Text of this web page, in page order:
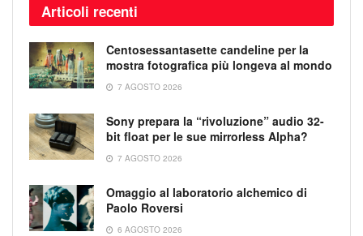
Articoli recenti
Centosessantasette candeline per la
mostra fotografica più longeva al mondo
7 AGOSTO 2026
Sony prepara la “rivoluzione” audio 32-
bit float per le sue mirrorless Alpha?
7 AGOSTO 2026
Omaggio al laboratorio alchemico di
Paolo Roversi
6 AGOSTO 2026